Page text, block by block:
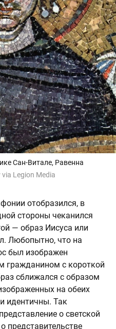
Сан-Витале, Равенна
Legion Media
отобразился, в
стороны чеканился
— образ Иисуса или
Любопытно, что на
был изображен
гражданином с короткой
сближался с образом
на обеих
идентичны. Так
о светской
представительстве